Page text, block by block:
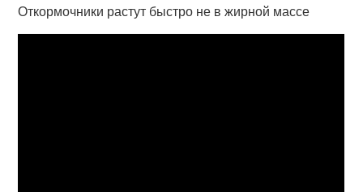
Откормочники растут быстро не в жирной массе